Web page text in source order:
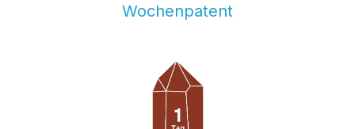
Wochenpatent